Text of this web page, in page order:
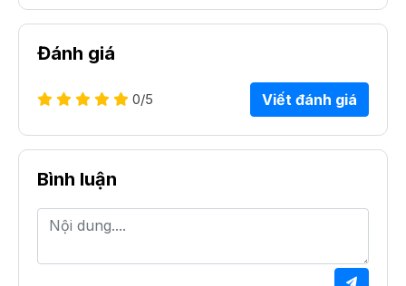
Đánh giá
0/5 Viết đánh giá
Bình luận